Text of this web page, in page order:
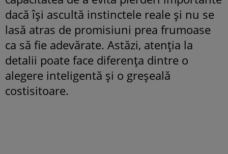
dacă își ascultă instinctele reale și nu se
lasă atras de promisiuni prea frumoase
ca să fie adevărate. Astăzi, atenția la
detalii poate face diferența dintre o
alegere inteligentă și o greșeală
costisitoare.